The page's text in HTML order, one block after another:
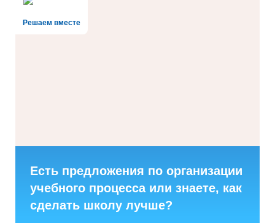
Решаем вместе
Есть предложения по организации
учебного процесса или знаете, как
сделать школу лучше?